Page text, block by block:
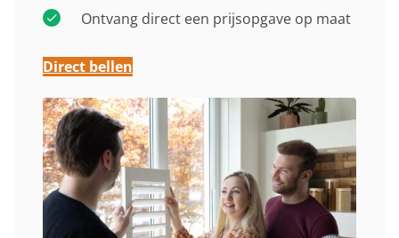
Ontvang direct een prijsopgave op maat
Direct bellen